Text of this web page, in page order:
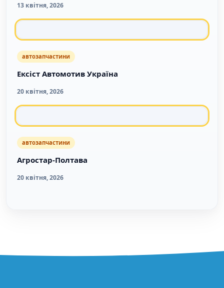
13 квітня, 2026
автозапчастини
Ексіст Автомотив Україна
20 квітня, 2026
автозапчастини
Агростар-Полтава
20 квітня, 2026